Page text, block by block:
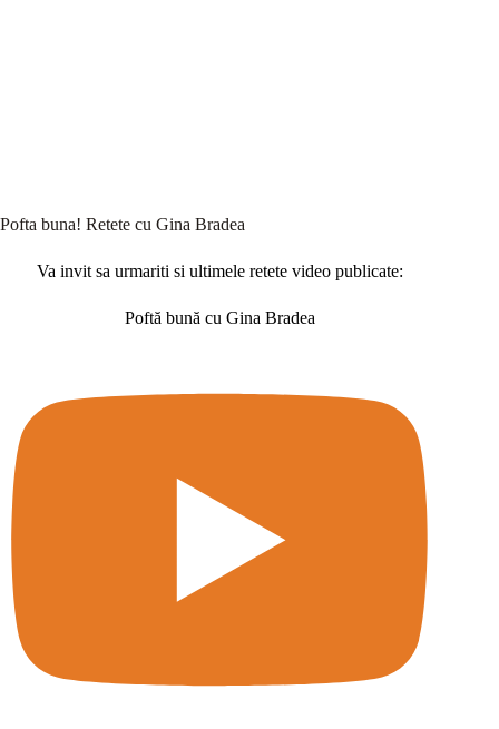
Pofta buna! Retete cu Gina Bradea
Va invit sa urmariti si ultimele retete video publicate:
Poftă bună cu Gina Bradea